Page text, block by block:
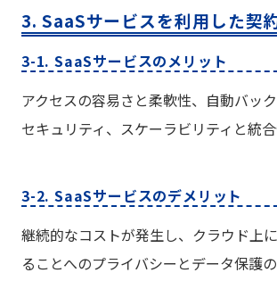
3. SaaSサービスを利用した契
3-1. SaaSサービスのメリット
アクセスの容易さと柔軟性、自動バッ
セキュリティ、スケーラビリティと統合
3-2. SaaSサービスのデメリット
継続的なコストが発生し、クラウド上
ることへのプライバシーとデータ保護